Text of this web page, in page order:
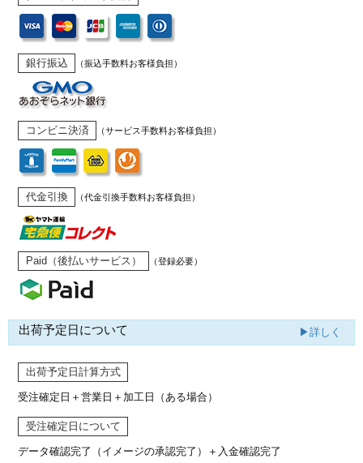
銀行振込 （振込手数料お客様負担）
コンビニ決済 （サービス手数料お客様負担）
代金引換 （代金引換手数料お客様負担）
Paid（後払いサービス） （登録必要）
出荷予定日について ▶詳しく
出荷予定日計算方式
受注確定日＋営業日＋加工日（ある場合）
受注確定日について
データ確認完了（イメージの承認完了） ＋入金確認完了